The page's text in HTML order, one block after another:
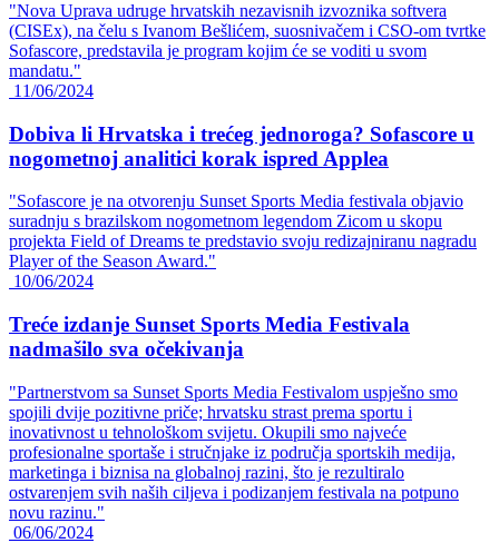
"Nova Uprava udruge hrvatskih nezavisnih izvoznika softvera
(CISEx), na čelu s Ivanom Bešlićem, suosnivačem i CSO-om tvrtke
Sofascore, predstavila je program kojim će se voditi u svom
mandatu."
11/06/2024
Dobiva li Hrvatska i trećeg jednoroga? Sofascore u
nogometnoj analitici korak ispred Applea
"Sofascore je na otvorenju Sunset Sports Media festivala objavio
suradnju s brazilskom nogometnom legendom Zicom u skopu
projekta Field of Dreams te predstavio svoju redizajniranu nagradu
Player of the Season Award."
10/06/2024
Treće izdanje Sunset Sports Media Festivala
nadmašilo sva očekivanja
"Partnerstvom sa Sunset Sports Media Festivalom uspješno smo
spojili dvije pozitivne priče; hrvatsku strast prema sportu i
inovativnost u tehnološkom svijetu. Okupili smo najveće
profesionalne sportaše i stručnjake iz područja sportskih medija,
marketinga i biznisa na globalnoj razini, što je rezultiralo
ostvarenjem svih naših ciljeva i podizanjem festivala na potpuno
novu razinu."
06/06/2024